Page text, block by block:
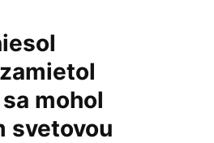
mohol
svetovou